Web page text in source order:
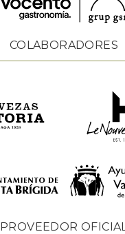
COLABORADORES
PROVEEDOR OFICIAL